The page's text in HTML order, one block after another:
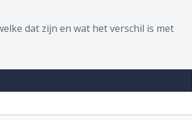
dat zijn en wat het verschil is met